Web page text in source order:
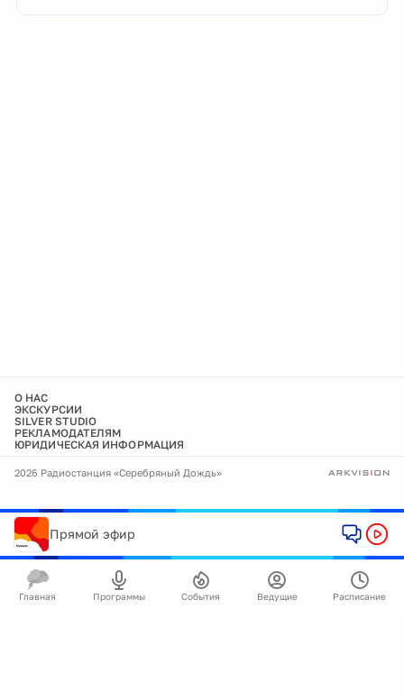
О НАС
ЭКСКУРСИИ
SILVER STUDIO
РЕКЛАМОДАТЕЛЯМ
ЮРИДИЧЕСКАЯ ИНФОРМАЦИЯ
2026 Радиостанция «Серебряный Дождь»
Прямой эфир
Главная Программы События Ведущие Расписание